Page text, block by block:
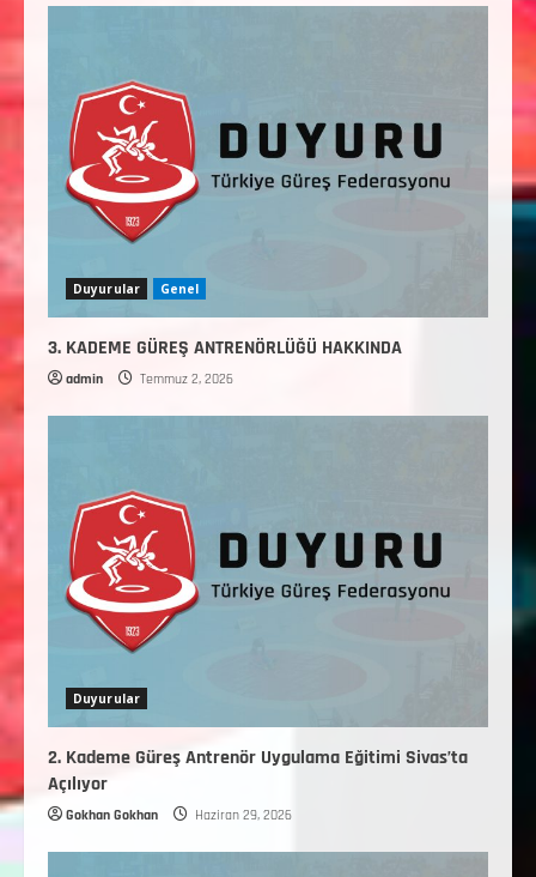
Duyurular Genel
3. KADEME GÜREŞ ANTRENÖRLÜĞÜ HAKKINDA
admin Temmuz 2, 2026
Duyurular
2. Kademe Güreş Antrenör Uygulama Eğitimi Sivas’ta
Açılıyor
Gokhan Gokhan Haziran 29, 2026